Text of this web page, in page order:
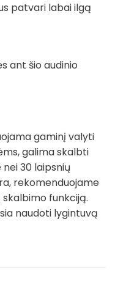
patvari labai ilgą
ant šio audinio
gaminį valyti
galima skalbti
30 laipsnių
rekomenduojame
funkciją.
naudoti lygintuvą